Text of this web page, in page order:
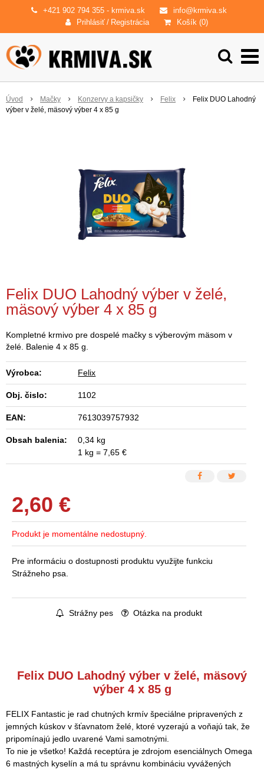
+421 902 794 355 - krmiva.sk
info@krmiva.sk
Prihlásiť / Registrácia Košík (0)
Úvod Mačky Konzervy a kapsičky Felix
Felix DUO Lahodný
výber v želé, mäsový výber 4 x 85 g
Felix DUO Lahodný výber v želé,
mäsový výber 4 x 85 g
Kompletné krmivo pre dospelé mačky s výberovým mäsom v
želé. Balenie 4 x 85 g.
Výrobca: Felix
Obj. čislo: 1102
EAN: 7613039757932
Obsah balenia:
0,34 kg
1 kg = 7,65 €
2,60 €
Produkt je momentálne nedostupný.
Pre informáciu o dostupnosti produktu využijte funkciu
Strážneho psa.
Strážny pes Otázka na produkt
Felix DUO Lahodný výber v želé, mäsový
výber 4 x 85 g
FELIX Fantastic je rad chutných krmív špeciálne pripravených z
jemných kúskov v šťavnatom želé, ktoré vyzerajú a voňajú tak, že
pripomínajú jedlo uvarené Vami samotnými.
To nie je všetko! Každá receptúra je zdrojom esenciálnych Omega
6 mastných kyselín a má tu správnu kombináciu vyvážených